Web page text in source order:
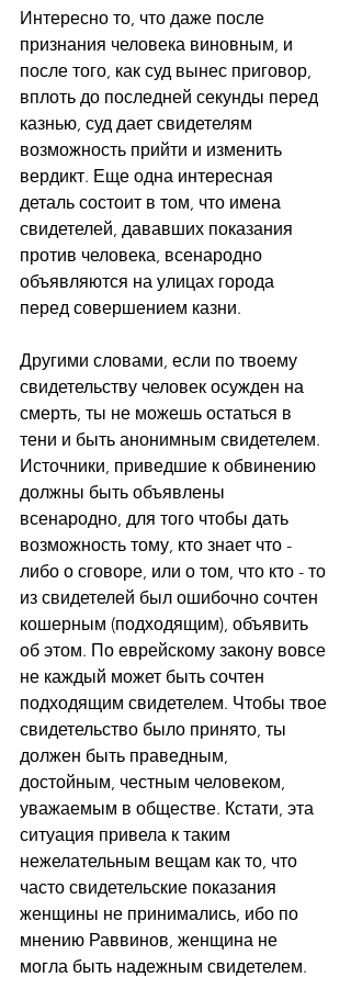
Интересно то, что даже после
признания человека виновным, и
после того, как суд вынес приговор,
вплоть до последней секунды перед
казнью, суд дает свидетелям
возможность прийти и изменить
вердикт. Еще одна интересная
деталь состоит в том, что имена
свидетелей, дававших показания
против человека, всенародно
объявляются на улицах города
перед совершением казни.
Другими словами, если по твоему
свидетельству человек осужден на
смерть, ты не можешь остаться в
тени и быть анонимным свидетелем.
Источники, приведшие к обвинению
должны быть объявлены
всенародно, для того чтобы дать
возможность тому, кто знает что -
либо о сговоре, или о том, что кто - то
из свидетелей был ошибочно сочтен
кошерным (подходящим), объявить
об этом. По еврейскому закону вовсе
не каждый может быть сочтен
подходящим свидетелем. Чтобы твое
свидетельство было принято, ты
должен быть праведным,
достойным, честным человеком,
уважаемым в обществе. Кстати, эта
ситуация привела к таким
нежелательным вещам как то, что
часто свидетельские показания
женщины не принимались, ибо по
мнению Раввинов, женщина не
могла быть надежным свидетелем.